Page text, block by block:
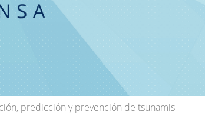
predicción y prevención de tsunamis